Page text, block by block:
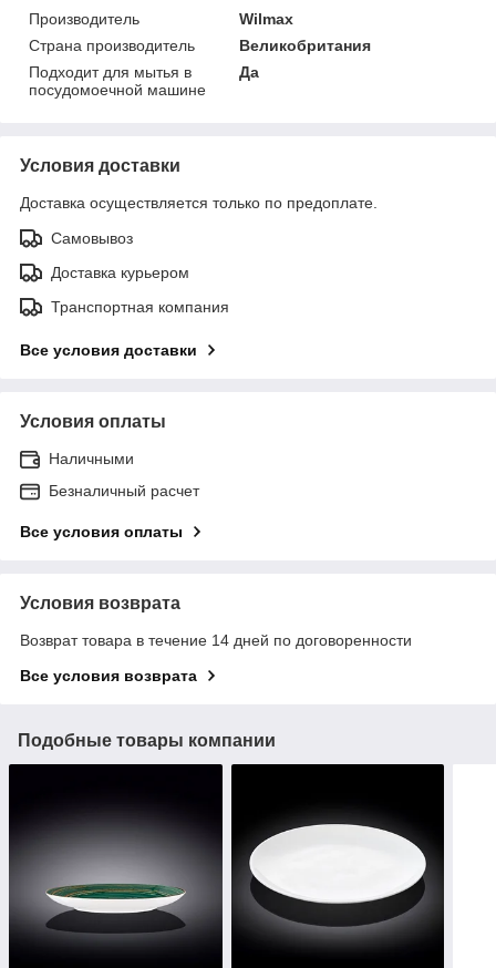
Производитель
Wilmax
Страна производитель
Великобритания
Подходит для мытья в
посудомоечной машине
Да
Условия доставки
Доставка осуществляется только по предоплате.
Самовывоз
Доставка курьером
Транспортная компания
Все условия доставки
Условия оплаты
Наличными
Безналичный расчет
Все условия оплаты
Условия возврата
Возврат товара в течение 14 дней по договоренности
Все условия возврата
Подобные товары компании